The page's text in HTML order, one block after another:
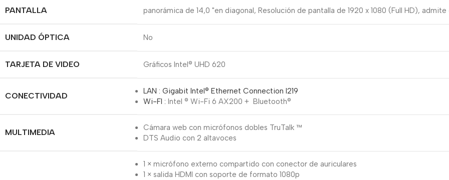
PANTALLA panorámica de 14,0 "en diagonal, Resolución de pantalla de 1920 x 1080 (Full HD),
UNIDAD ÓPTICA No
TARJETA DE VIDEO Gráficos Intel® UHD 620
CONECTIVIDAD
LAN : Gigabit Intel® Ethernet Connection I219
Wi-FI : Intel ® Wi-Fi 6 AX200 + Bluetooth®
MULTIMEDIA
Cámara web con micrófonos dobles TruTalk ™
DTS Audio con 2 altavoces
1 × micrófono externo compartido con conector de auriculares
1 × salida HDMI con soporte de formato 1080p